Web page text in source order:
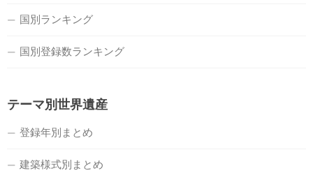
国別ランキング
国別登録数ランキング
テーマ別世界遺産
登録年別まとめ
建築様式別まとめ